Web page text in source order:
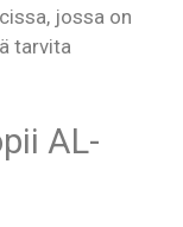
jossa on
tarvita
AL-